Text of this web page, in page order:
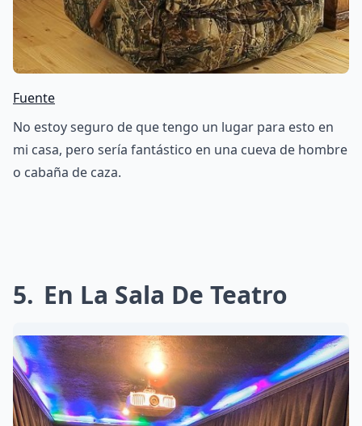
Fuente
No estoy seguro de que tengo un lugar para esto en
mi casa, pero sería fantástico en una cueva de hombre
o cabaña de caza.
5 En La Sala De Teatro